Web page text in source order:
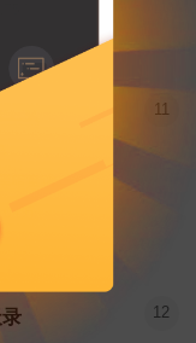
女
万
11
12